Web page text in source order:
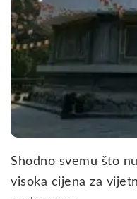
Shodno svemu što
visoka cijena za